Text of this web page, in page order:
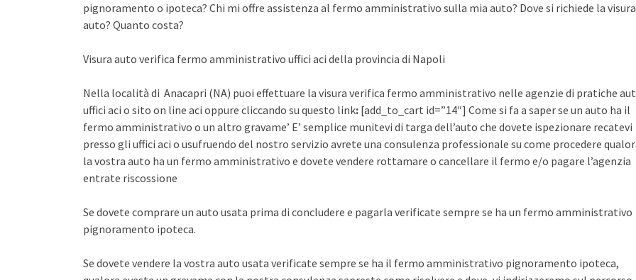
pignoramento o ipoteca? Chi mi offre assistenza al fermo amministrativo sulla mia auto? Dove si richiede la visura
auto? Quanto costa?
Visura auto verifica fermo amministrativo uffici aci della provincia di Napoli
Nella località di Anacapri (NA) puoi effettuare la visura verifica fermo amministrativo nelle agenzie di pratiche
uffici aci o sito on line aci oppure cliccando su questo link: [add_to_cart id=”14″] Come si fa a saper se un auto ha il
fermo amministrativo o un altro gravame’ E’ semplice munitevi di targa dell’auto che dovete ispezionare recatevi
presso gli uffici aci o usufruendo del nostro servizio avrete una consulenza professionale su come procedere
la vostra auto ha un fermo amministrativo e dovete vendere rottamare o cancellare il fermo e/o pagare l’agenzia
entrate riscossione
Se dovete comprare un auto usata prima di concludere e pagarla verificate sempre se ha un fermo amministrativo
pignoramento ipoteca.
Se dovete vendere la vostra auto usata verificate sempre se ha il fermo amministrativo pignoramento ipoteca,